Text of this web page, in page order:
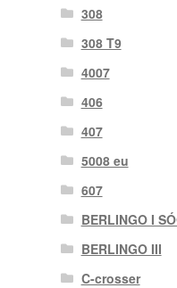
308
308 T9
4007
406
407
5008 eu
607
BERLINGO I
BERLINGO III
C-crosser